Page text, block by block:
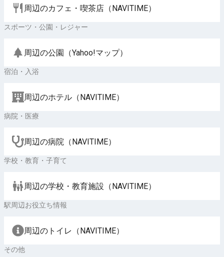
周辺のカフェ・喫茶店（NAVITIME）
スポーツ・公園・レジャー
周辺の公園（Yahoo!マップ）
宿泊・入浴
周辺のホテル（NAVITIME）
病院・医療
周辺の病院（NAVITIME）
学校・教育・子育て
周辺の学校・教育施設（NAVITIME）
駅周辺お役立ち情報
周辺のトイレ（NAVITIME）
その他